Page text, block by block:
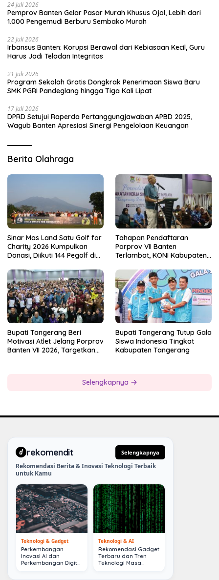
24 Juli 2026
Pemprov Banten Gelar Pasar Murah Khusus Ojol, Lebih dari
1.000 Pengemudi Berburu Sembako Murah
22 Juli 2026
Irbansus Banten: Korupsi Berawal dari Kebiasaan Kecil, Guru
Harus Jadi Teladan Integritas
21 Juli 2026
Program Sekolah Gratis Dongkrak Penerimaan Siswa Baru
SMK PGRI Pandeglang hingga Tiga Kali Lipat
17 Juli 2026
DPRD Setujui Raperda Pertanggungjawaban APBD 2025,
Wagub Banten Apresiasi Sinergi Pengelolaan Keuangan
Berita Olahraga
Sinar Mas Land Satu Golf for
Charity 2026 Kumpulkan
Donasi, Diikuti 144 Pegolf di
Tahapan Pendaftaran
Porprov VII Banten
Terlambat, KONI Kabupaten
Kesiapan Panitia
Bupati Tangerang Beri
Motivasi Atlet Jelang Porprov
Banten VII 2026, Targetkan
Bupati Tangerang Tutup Gala
Siswa Indonesia Tingkat
Kabupaten Tangerang
Selengkapnya
d rekomendit Selengkapnya
Rekomendasi Berita & Inovasi Teknologi Terbaik
untuk Kamu
Teknologi & Gadget
Perkembangan
Inovasi AI dan
Perkembangan Digital
Teknologi & AI
Rekomendasi Gadget
Terbaru dan Tren
Teknologi Masa